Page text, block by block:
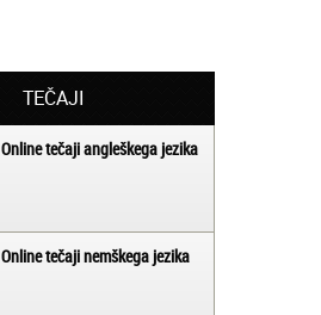
TEČAJI
Online tečaji angleškega jezika
Online tečaji nemškega jezika